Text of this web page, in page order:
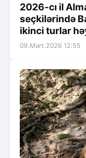
2026-cı il
seçkilərində
ikinci turlar
09.Mart.2026 12:55